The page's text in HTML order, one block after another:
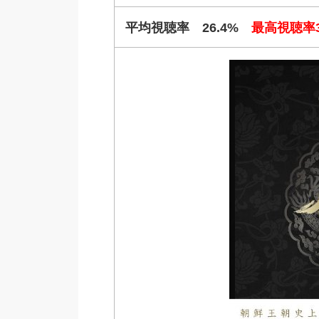
平均視聴率 26.4% 最高視聴率